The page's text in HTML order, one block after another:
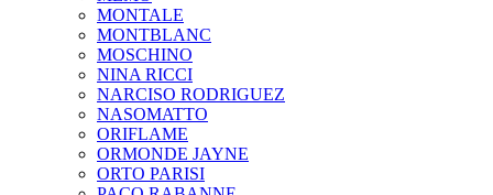
MONTALE
MONTBLANC
MOSCHINO
NINA RICCI
NARCISO RODRIGUEZ
NASOMATTO
ORIFLAME
ORMONDE JAYNE
ORTO PARISI